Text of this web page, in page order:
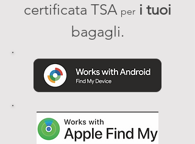
certificata TSA per i tuoi
bagagli.